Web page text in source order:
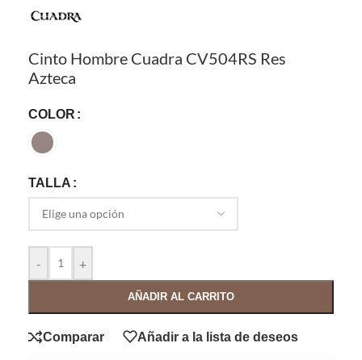
Cinto Hombre Cuadra CV504RS Res
Azteca
COLOR
TALLA
- +
AÑADIR AL CARRITO
Comparar Añadir a la lista de deseos